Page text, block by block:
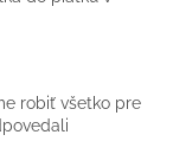
robiť všetko pre